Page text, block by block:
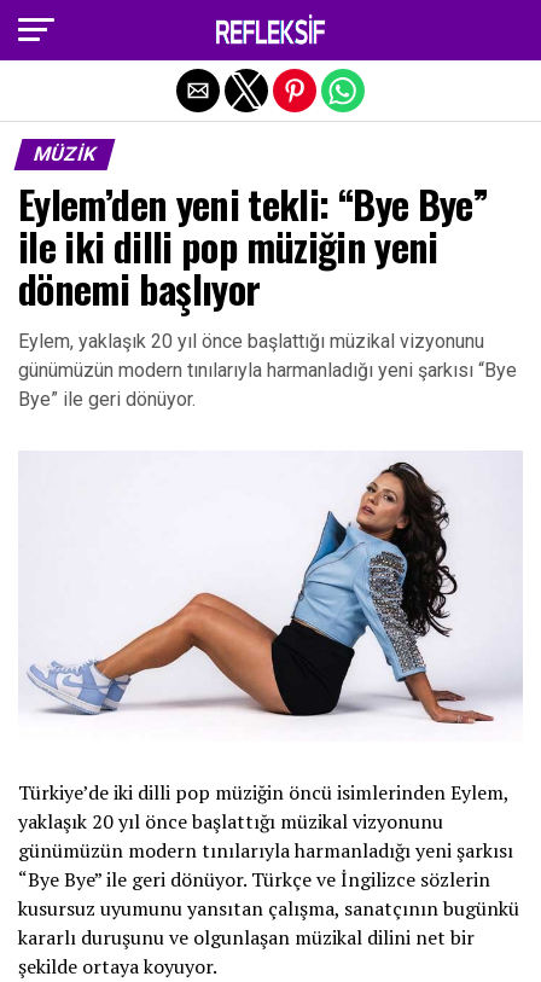
MÜZIK
Eylem’den yeni tekli: “Bye Bye”
ile iki dilli pop müziğin yeni
dönemi başlıyor
Eylem, yaklaşık 20 yıl önce başlattığı müzikal vizyonunu
günümüzün modern tınılarıyla harmanladığı yeni şarkısı “Bye
Bye” ile geri dönüyor.
Türkiye’de iki dilli pop müziğin öncü isimlerinden Eylem,
yaklaşık 20 yıl önce başlattığı müzikal vizyonunu
günümüzün modern tınılarıyla harmanladığı yeni şarkısı
“Bye Bye” ile geri dönüyor. Türkçe ve İngilizce sözlerin
kusursuz uyumunu yansıtan çalışma, sanatçının bugünkü
kararlı duruşunu ve olgunlaşan müzikal dilini net bir
şekilde ortaya koyuyor.
Exit mobile version